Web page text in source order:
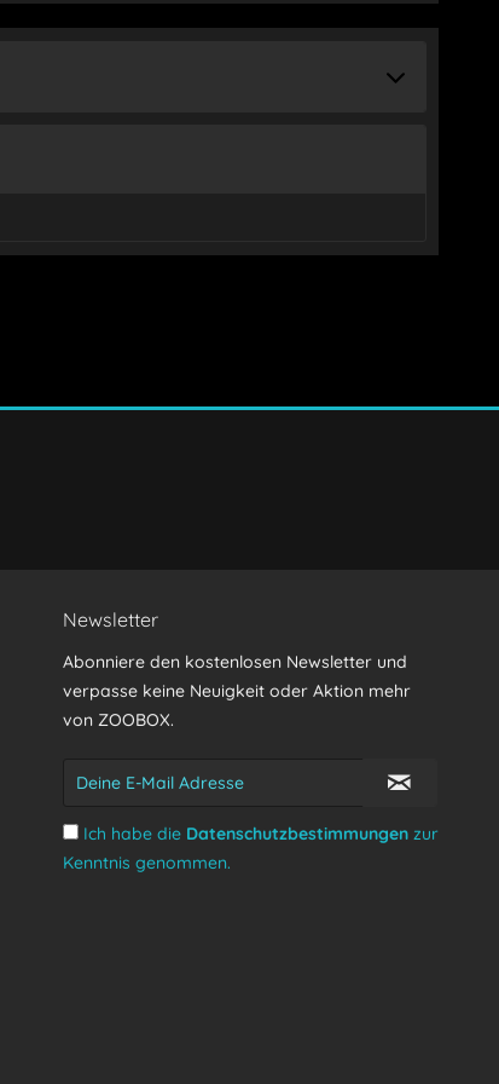
Newsletter
Abonniere den kostenlosen Newsletter und
verpasse keine Neuigkeit oder Aktion mehr
von ZOOBOX.
Ich habe die Datenschutzbestimmungen zur
Kenntnis genommen.